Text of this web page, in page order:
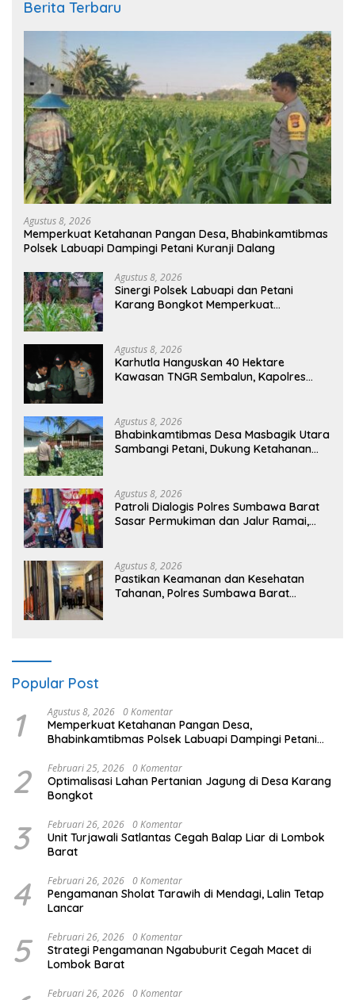
Berita Terbaru
Agustus 8, 2026
Memperkuat Ketahanan Pangan Desa, Bhabinkamtibmas
Polsek Labuapi Dampingi Petani Kuranji Dalang
Agustus 8, 2026
Sinergi Polsek Labuapi dan Petani
Karang Bongkot Memperkuat
Agustus 8, 2026
Karhutla Hanguskan 40 Hektare
Kawasan TNGR Sembalun, Kapolres
Agustus 8, 2026
Bhabinkamtibmas Desa Masbagik Utara
Sambangi Petani, Dukung Ketahanan
Agustus 8, 2026
Patroli Dialogis Polres Sumbawa Barat
Sasar Permukiman dan Jalur Ramai,
Agustus 8, 2026
Pastikan Keamanan dan Kesehatan
Tahanan, Polres Sumbawa Barat
Popular Post
1 Agustus 8, 2026 0 Komentar
Memperkuat Ketahanan Pangan Desa,
Bhabinkamtibmas Polsek Labuapi Dampingi Petani
2 Februari 25, 2026 0 Komentar
Optimalisasi Lahan Pertanian Jagung di Desa Karang
Bongkot
3 Februari 26, 2026 0 Komentar
Unit Turjawali Satlantas Cegah Balap Liar di Lombok
Barat
4 Februari 26, 2026 0 Komentar
Pengamanan Sholat Tarawih di Mendagi, Lalin Tetap
Lancar
5 Februari 26, 2026 0 Komentar
Strategi Pengamanan Ngabuburit Cegah Macet di
Lombok Barat
Februari 26, 2026 0 Komentar